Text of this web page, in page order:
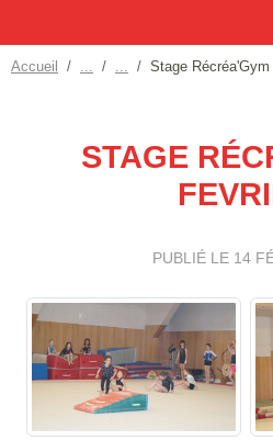
Accueil Stage
STAGE
PUBLIÉ LE 14